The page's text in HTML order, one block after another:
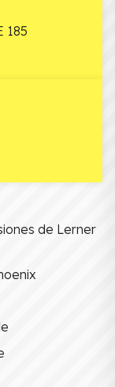
185
de Lerner